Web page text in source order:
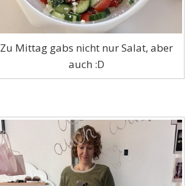
Zu Mittag gabs nicht nur Salat, aber
auch :D